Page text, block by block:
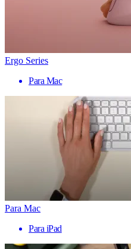
Ergo Series
Para Mac
Para Mac
Para iPad